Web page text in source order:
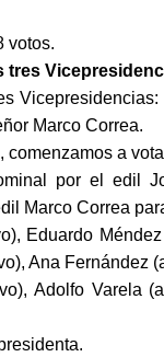
votos.
tres
Marco Correa.
comenzamos a
por el edil
Marco Correa
Eduardo
Ana Fernández
Adolfo Varela